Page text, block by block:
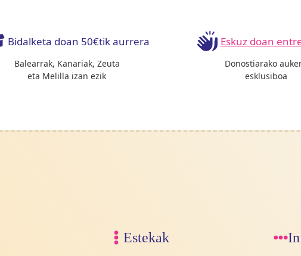
Bidalketa doan 50€tik aurrera
Balearrak, Kanariak, Zeuta
eta Melilla izan ezik
Eskuz doan
Donostiarako
esklusiboa
Estekak